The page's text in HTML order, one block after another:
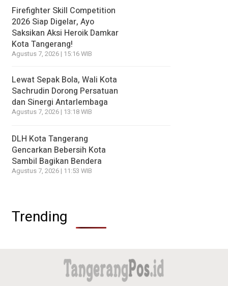
Firefighter Skill Competition
2026 Siap Digelar, Ayo
Saksikan Aksi Heroik Damkar
Kota Tangerang!
Agustus 7, 2026 | 15:16 WIB
Lewat Sepak Bola, Wali Kota
Sachrudin Dorong Persatuan
dan Sinergi Antarlembaga
Agustus 7, 2026 | 13:18 WIB
DLH Kota Tangerang
Gencarkan Bebersih Kota
Sambil Bagikan Bendera
Agustus 7, 2026 | 11:53 WIB
Trending